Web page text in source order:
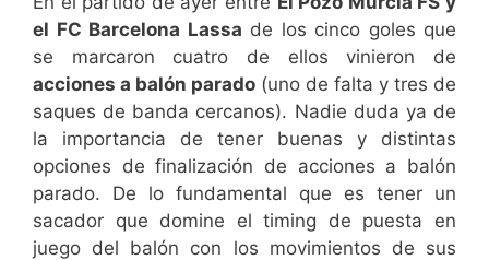
el FC Barcelona Lassa de los cinco goles que
se marcaron cuatro de ellos vinieron de
acciones a balón parado (uno de falta y tres de
saques de banda cercanos). Nadie duda ya de
la importancia de tener buenas y distintas
opciones de finalización de acciones a balón
parado. De lo fundamental que es tener un
sacador que domine el timing de puesta en
juego del balón con los movimientos de sus